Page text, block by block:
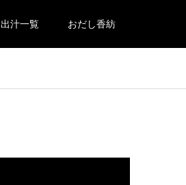
出汁一覧 おだし香紡